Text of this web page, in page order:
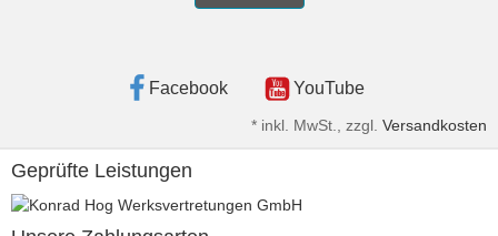
Facebook YouTube
* inkl. MwSt., zzgl. Versandkosten
Geprüfte Leistungen